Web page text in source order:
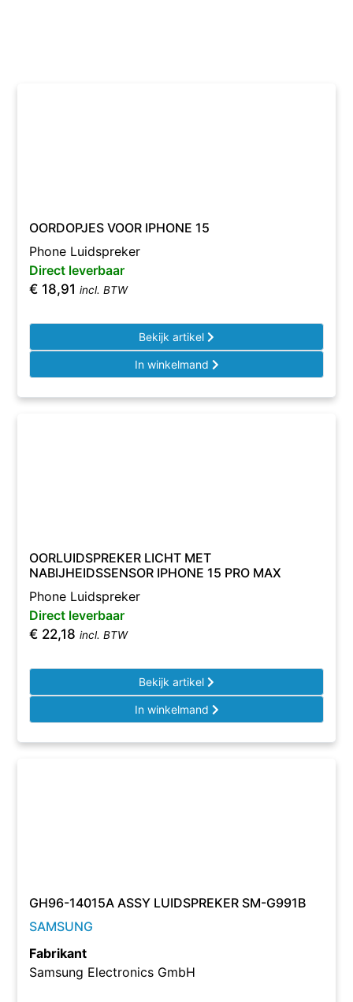
OORDOPJES VOOR IPHONE 15
Phone Luidspreker
Direct leverbaar
€ 18,91 incl. BTW
Bekijk artikel
In winkelmand
OORLUIDSPREKER LICHT MET
NABIJHEIDSSENSOR IPHONE 15 PRO MAX
Phone Luidspreker
Direct leverbaar
€ 22,18 incl. BTW
Bekijk artikel
In winkelmand
GH96-14015A ASSY LUIDSPREKER SM-G991B
SAMSUNG
Fabrikant
Samsung Electronics GmbH